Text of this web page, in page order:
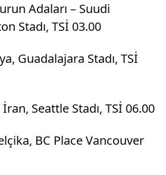
Adaları – Suudi
Stadı, TSİ 03.00
Guadalajara Stadı, TSİ
İran, Seattle Stadı, TSİ 06.00
BC Place Vancouver